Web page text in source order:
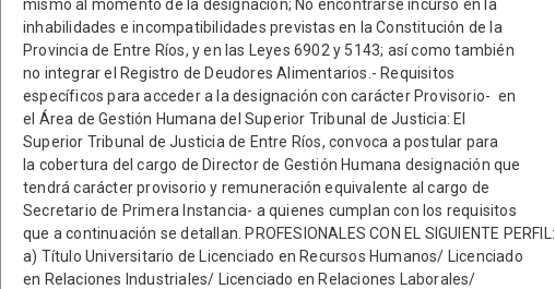
mismo al momento de la designación; No encontrarse incurso en la
inhabilidades e incompatibilidades previstas en la Constitución de la
Provincia de Entre Ríos, y en las Leyes 6902 y 5143; así como también
no integrar el Registro de Deudores Alimentarios.- Requisitos
específicos para acceder a la designación con carácter Provisorio- en
el Área de Gestión Humana del Superior Tribunal de Justicia: El
Superior Tribunal de Justicia de Entre Ríos, convoca a postular para
la cobertura del cargo de Director de Gestión Humana designación que
tendrá carácter provisorio y remuneración equivalente al cargo de
Secretario de Primera Instancia- a quienes cumplan con los requisitos
que a continuación se detallan. PROFESIONALES CON EL SIGUIENTE PERFIL:
a) Título Universitario de Licenciado en Recursos Humanos/ Licenciado
en Relaciones Industriales/ Licenciado en Relaciones Laborales/